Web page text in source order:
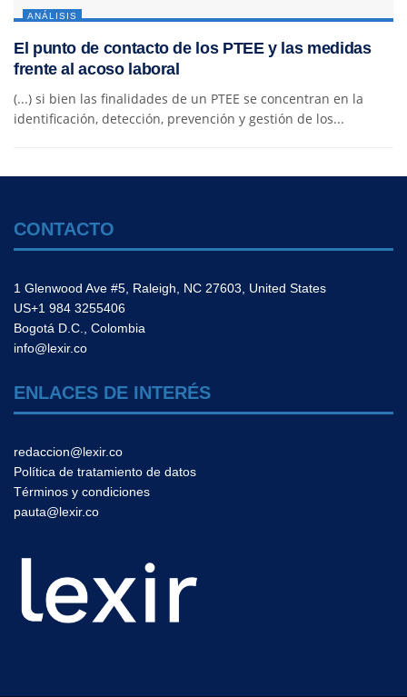
ANÁLISIS
El punto de contacto de los PTEE y las medidas
frente al acoso laboral
(...) si bien las finalidades de un PTEE se concentran en la
identificación, detección, prevención y gestión de los...
CONTACTO
1 Glenwood Ave #5, Raleigh, NC 27603, United States
US+1 984 3255406
Bogotá D.C., Colombia
info@lexir.co
ENLACES DE INTERÉS
redaccion@lexir.co
Política de tratamiento de datos
Términos y condiciones
pauta@lexir.co